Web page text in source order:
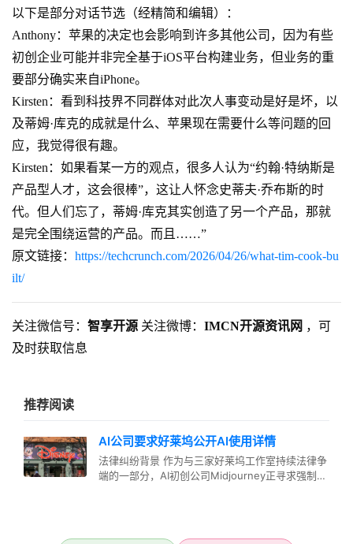
以下是部分对话节选（经精简和编辑）：
Anthony：苹果的决定也会影响到许多其他公司，因为有些
初创企业可能并非完全基于iOS平台构建业务，但业务的重
要部分确实来自iPhone。
Kirsten：看到科技界不同群体对此次人事变动是好是坏，以
及蒂姆·库克的成就是什么、苹果现在需要什么等问题的回
应，我觉得很有趣。
Kirsten：如果看某一方的观点，很多人认为“约翰·特纳斯是
产品型人才，这会很棒”，这让人怀念史蒂夫·乔布斯的时
代。但人们忘了，蒂姆·库克其实创造了另一个产品，那就
是完全围绕运营的产品。而且……”
原文链接： https://techcrunch.com/2026/04/26/what-tim-cook-bu
ilt/
关注微信号： 智享开源 关注微博： IMCN开源资讯网 ，可
及时获取信息
推荐阅读
AI公司要求好莱坞公开AI使用详情
法律纠纷背景 作为与三家好莱坞工作室持续法律争
端的一部分，AI初创公司Midjourney正寻求强制这